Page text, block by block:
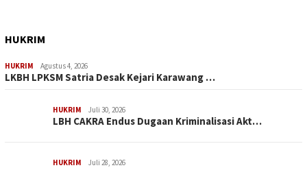
HUKRIM
HUKRIM Agustus 4, 2026
LKBH LPKSM Satria Desak Kejari Karawang …
HUKRIM Juli 30, 2026
LBH CAKRA Endus Dugaan Kriminalisasi Akt…
HUKRIM Juli 28, 2026